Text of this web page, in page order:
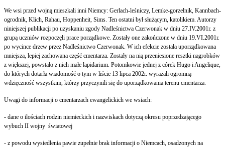
We wsi przed wojną mieszkali inni Niemcy: Gerlach-leśniczy, Lemke-gorzelnik, Kannbach-
ogrodnik, Klich, Rahau, Hoppenheit, Sims. Ten ostatni był służącym, katolikiem. Autorzy
niniejszej publikacji po uzyskaniu zgody Nadleśnictwa Czerwonak w dniu 27.IV.2001r. z
grupą uczniów rozpoczęli prace porządkowe. Zostały one zakończone w dniu 19.VI.2001r.
po wycince drzew przez Nadleśnictwo Czerwonak. W ich efekcie została uporządkowana
mniejsza, lepiej zachowana część cmentarza. Zostały na nią przeniesione resztki nagrobków
z większej, powstało z nich małe lapidarium. Potomkowie jednej z córek Hugo i Angelique,
do których dotarła wiadomość o tym w liście 13 lipca 2002r. wyrażali ogromną
wdzięczność wszystkim, którzy przyczynili się do uporządkowania terenu cmentarza.
Uwagi do informacji o cmentarzach ewangelickich we wsiach:
- dane o ilościach rodzin niemieckich i nazwiskach dotyczą okresu poprzedzającego
wybuch II wojny światowej
- z powodu wysiedlenia pawie zupełnie brak informacji o Niemcach, osadzonych na